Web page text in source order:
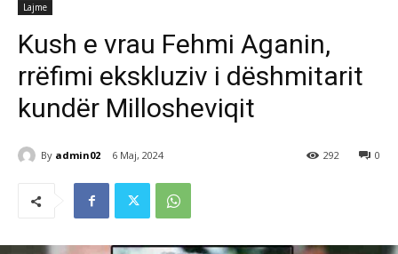
Lajme
Kush e vrau Fehmi Aganin,
rrëfimi ekskluziv i dëshmitarit
kundër Millosheviqit
By admin02 6 Maj, 2024 0
292